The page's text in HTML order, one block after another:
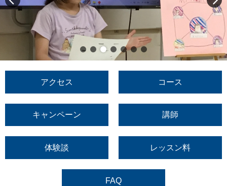
アクセス コース
キャンペーン 講師
体験談 レッスン料
FAQ